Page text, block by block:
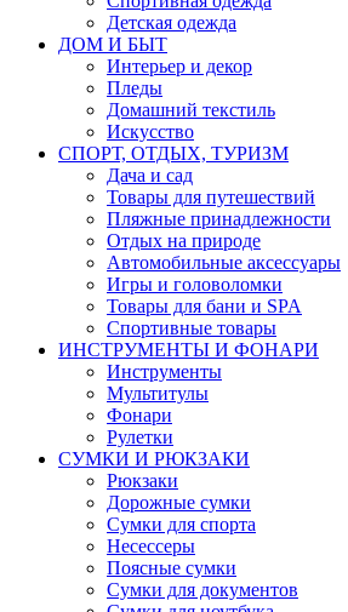
Детская одежда
ДОМ И БЫТ
Интерьер и декор
Пледы
Домашний текстиль
Искусство
СПОРТ, ОТДЫХ, ТУРИЗМ
Дача и сад
Товары для путешествий
Пляжные принадлежности
Отдых на природе
Автомобильные аксессуары
Игры и головоломки
Товары для бани и SPA
Спортивные товары
ИНСТРУМЕНТЫ И ФОНАРИ
Инструменты
Мультитулы
Фонари
Рулетки
СУМКИ И РЮКЗАКИ
Рюкзаки
Дорожные сумки
Сумки для спорта
Несессеры
Поясные сумки
Сумки для документов